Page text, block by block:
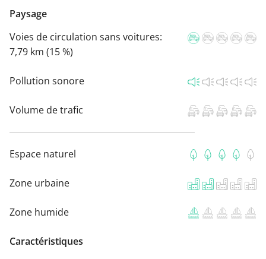
Paysage
Voies de circulation sans voitures:
7,79 km (15 %)
Pollution sonore
Volume de trafic
Espace naturel
Zone urbaine
Zone humide
Caractéristiques